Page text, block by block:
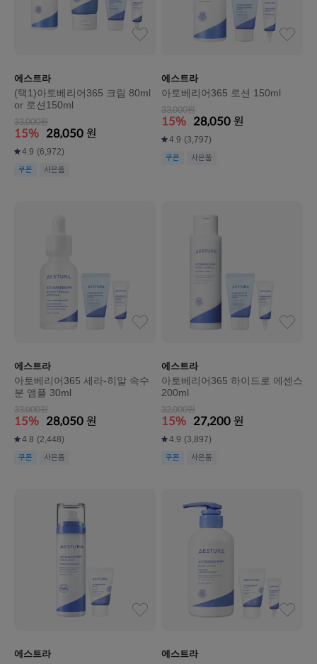
에스트라
(택1)아토베리어365 크림 80ml
or 로션150ml
33,000원
15% 28,050 원
4.9 (6,972)
쿠폰 사은품
에스트라
아토베리어365 로션 150ml
33,000원
15% 28,050 원
4.9 (3,797)
쿠폰 사은품
에스트라
아토베리어365 세라-히알 속수
분 앰플 30ml
33,000원
15% 28,050 원
4.8 (2,448)
쿠폰 사은품
에스트라
아토베리어365 하이드로 에센스
200ml
32,000원
15% 27,200 원
4.9 (3,897)
쿠폰 사은품
에스트라 에스트라